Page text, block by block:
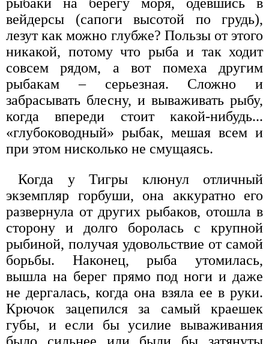
вейдерсы (сапоги высотой по грудь),
лезут как можно глубже? Пользы от этого
никакой, потому что рыба и так ходит
совсем рядом, а вот помеха другим
рыбакам – серьезная. Сложно и
забрасывать блесну, и вываживать рыбу,
когда впереди стоит какой-нибудь...
«глубоководный» рыбак, мешая всем и
при этом нисколько не смущаясь.
Когда у Тигры клюнул отличный
экземпляр горбуши, она аккуратно его
развернула от других рыбаков, отошла в
сторону и долго боролась с крупной
рыбиной, получая удовольствие от самой
борьбы. Наконец, рыба утомилась,
вышла на берег прямо под ноги и даже
не дергалась, когда она взяла ее в руки.
Крючок зацепился за самый краешек
губы, и если бы усилие вываживания
было сильнее или были бы затянуты